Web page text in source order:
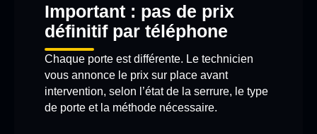
Important : pas de prix
définitif par téléphone
Chaque porte est différente. Le technicien
vous annonce le prix sur place avant
intervention, selon l’état de la serrure, le type
de porte et la méthode nécessaire.